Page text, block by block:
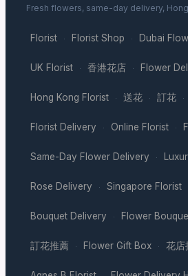
Fresh flowers, same-day delivery,
Florist · Florist Shop · Dubai
UK Florist · 香港花店 · Flower
Hong Kong Florist · 送花 · 訂花 ·
Florist Delivery · Online Florist ·
Same-Day Flower Delivery ·
Rose Delivery · Singapore Florist
Bouquet Delivery · Flower
訂花推薦 · Flower Gift Box · 花店